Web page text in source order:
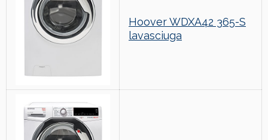
Hoover WDXA42 365-S
lavasciuga